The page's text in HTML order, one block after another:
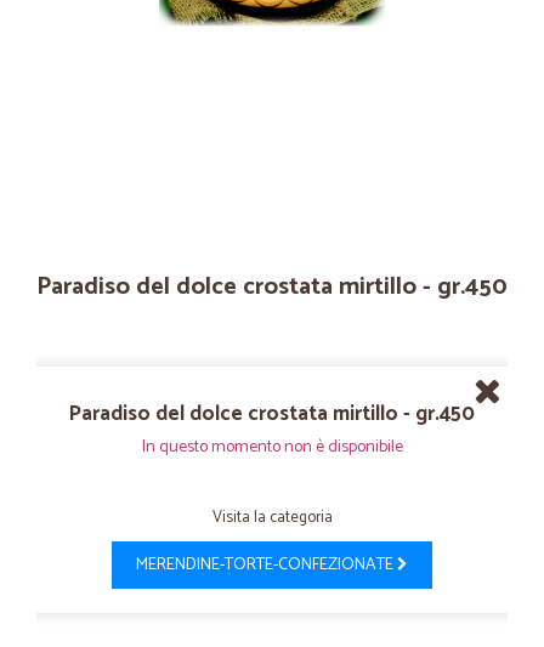
Paradiso del dolce crostata mirtillo - gr.450
Paradiso del dolce crostata mirtillo - gr.450
In questo momento non è disponibile
Visita la categoria
MERENDINE-TORTE-CONFEZIONATE